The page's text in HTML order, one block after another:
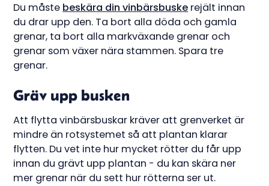
Du måste beskära din vinbärsbuske rejält innan
du drar upp den. Ta bort alla döda och gamla
grenar, ta bort alla markväxande grenar och
grenar som växer nära stammen. Spara tre
grenar.
Gräv upp busken
Att flytta vinbärsbuskar kräver att grenverket är
mindre än rotsystemet så att plantan klarar
flytten. Du vet inte hur mycket rötter du får upp
innan du grävt upp plantan - du kan skära ner
mer grenar när du sett hur rötterna ser ut.